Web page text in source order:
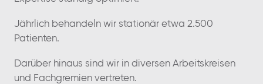
Jährlich behandeln wir stationär etwa 2.500
Patienten.
Darüber hinaus sind wir in diversen Arbeitskreisen
und Fachgremien vertreten.